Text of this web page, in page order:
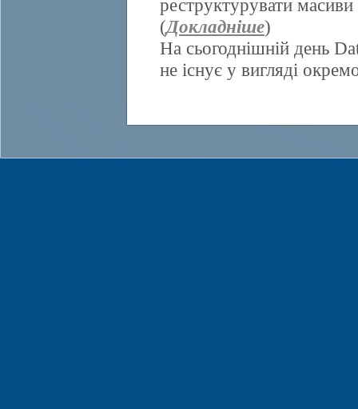
реструктурувати масиви
(Докладніше)
На сьогоднішній день
не існує у вигляді